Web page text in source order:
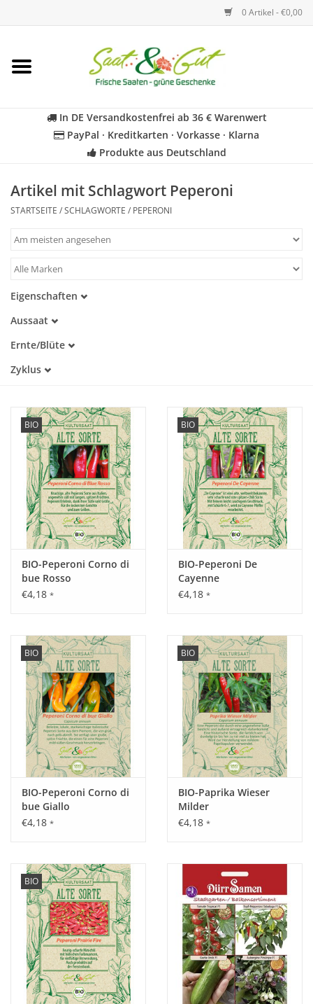
0 Artikel - €0,00
Startseite
Kräuter
Für Kinder
Geschenkideen
Katalog
In DE Versandkostenfrei ab 36 € Warenwert
PayPal · Kreditkarten · Vorkasse · Klarna
Produkte aus Deutschland
Artikel mit Schlagwort Peperoni
STARTSEITE /SCHLAGWORTE / PEPERONI
Eigenschaften
Alte Sorte
Trockenheitstolerant
Dunkelkeimer
Aussaat
März
April
Ernte/Blüte
August
Oktober
Zyklus
BIO
BIO-Peperoni Corno di
bue Rosso
€4,18 *
BIO
BIO-Peperoni De
Cayenne
€4,18 *
BIO
BIO-Peperoni Corno di
bue Giallo
€4,18 *
BIO
BIO-Paprika Wieser
Milder
€4,18 *
BIO